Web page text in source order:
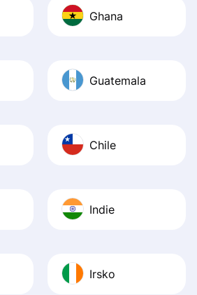
Ghana
Guatemala
Chile
Indie
Irsko